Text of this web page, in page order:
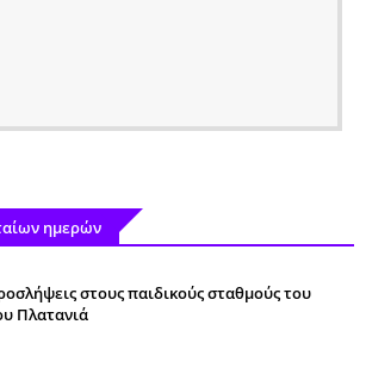
ημερών
στους παιδικούς σταθμούς του
Πλατανιά